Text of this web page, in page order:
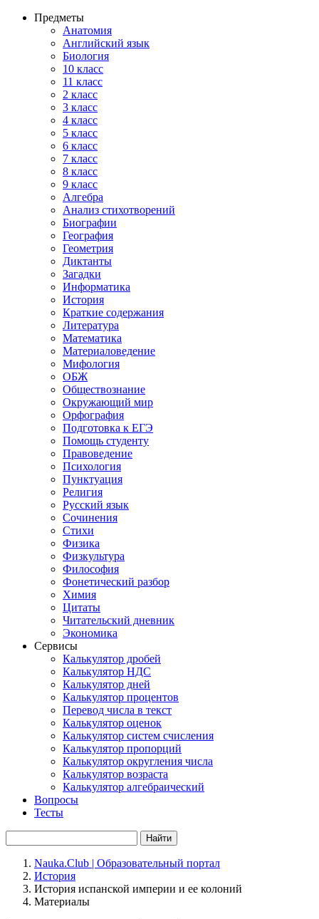
Предметы
Анатомия
Английский язык
Биология
10 класс
11 класс
2 класс
3 класс
4 класс
5 класс
6 класс
7 класс
8 класс
9 класс
Алгебра
Анализ стихотворений
Биографии
География
Геометрия
Диктанты
Загадки
Информатика
История
Краткие содержания
Литература
Математика
Материаловедение
Мифология
ОБЖ
Обществознание
Окружающий мир
Орфография
Подготовка к ЕГЭ
Помощь студенту
Правоведение
Психология
Пунктуация
Религия
Русский язык
Сочинения
Стихи
Физика
Физкультура
Философия
Фонетический разбор
Химия
Цитаты
Читательский дневник
Экономика
Сервисы
Калькулятор дробей
Калькулятор НДС
Калькулятор дней
Калькулятор процентов
Перевод числа в текст
Калькулятор оценок
Калькулятор систем счисления
Калькулятор пропорций
Калькулятор округления числа
Калькулятор возраста
Калькулятор алгебраический
Вопросы
Тесты
Найти
Nauka.Club | Образовательный портал
История
История испанской империи и ее колоний
Материалы